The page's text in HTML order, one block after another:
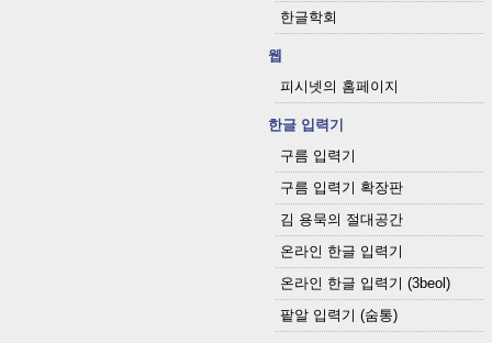
한글학회
웹
피시넷의 홈페이지
한글 입력기
구름 입력기
구름 입력기 확장판
김 용묵의 절대공간
온라인 한글 입력기
온라인 한글 입력기 (3beol)
팥알 입력기 (숨통)